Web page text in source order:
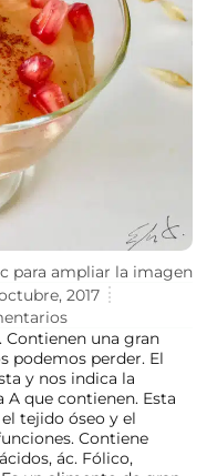
para ampliar la imagen
2017
Contienen una gran
podemos perder. El
y nos indica la
que contienen. Esta
tejido óseo y el
Contiene
ác. Fólico,